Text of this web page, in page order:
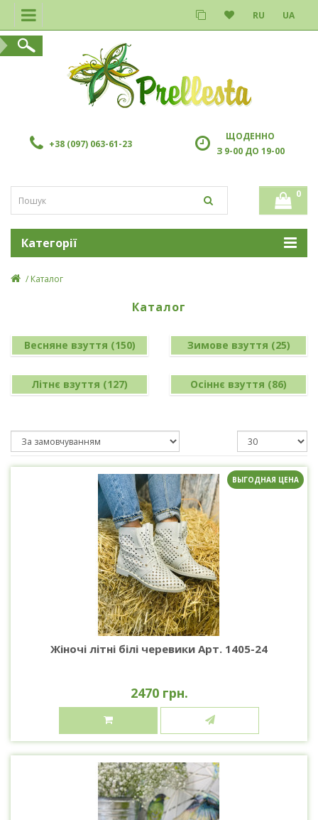
RU UA
+38 (097) 063-61-23
ЩОДЕННО
З 9-00 ДО 19-00
0
Категорії
Каталог
Каталог
Весняне взуття (150) Зимове взуття (25)
Літнє взуття (127) Осіннє взуття (86)
ВЫГОДНАЯ ЦЕНА
Жіночі літні білі черевики Арт. 1405-24
2470 грн.